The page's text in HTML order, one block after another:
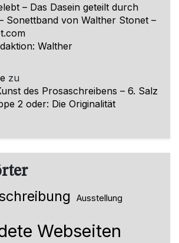
– Das Dasein geteilt durch
Sonettband von Walther Stonet –
Walther
zu
des Prosaschreibens – 6. Salz
2 oder: Die Originalität
Ausstellung
Webseiten